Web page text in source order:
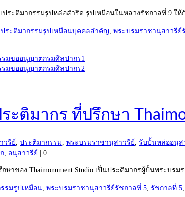
บประติมากรรมรูปหล่อสำริด รูปเหมือนในหลวงรัชกาลที่
ประติมากรรมรูปเหมือนบุคคลสำคัญ, พระบรมราชานุสาวรีย์
ะติมากร ที่ปรึกษา
วรีย์, ประติมากรรม, พระบรมราชานุสาวรีย์, รับปั้นหล่ออนุส
, อนุสาวรีย์ 0
าของ Thaimonument Studio เป็นประติมากรผู้ปั้นพระ
รมรูปเหมือน, พระบรมราชานุสาวรีย์รัชกาลที่ 5, รัชกาลที่ 5,